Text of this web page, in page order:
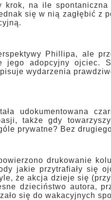
krok, na ile
się w nią zagłębić z
Phillipa, ale
jego adopcyjny ojciec.
wydarzenia
udokumentowana
także gdy
prywatne? Bez
drukowanie
jakie przytrafiały się
że akcja dzieje się
dzieciństwo autora,
się do wakacyjnych